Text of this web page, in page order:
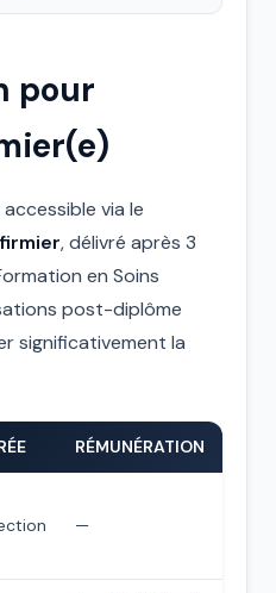
pour
via le
, délivré après 3
en Soins
post-diplôme
significativement la
RÉMUNÉRATION
—